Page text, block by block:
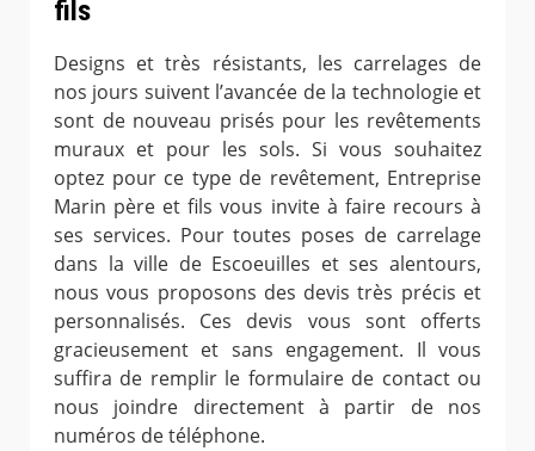
fils
Designs et très résistants, les carrelages de
nos jours suivent l’avancée de la technologie et
sont de nouveau prisés pour les revêtements
muraux et pour les sols. Si vous souhaitez
optez pour ce type de revêtement, Entreprise
Marin père et fils vous invite à faire recours à
ses services. Pour toutes poses de carrelage
dans la ville de Escoeuilles et ses alentours,
nous vous proposons des devis très précis et
personnalisés. Ces devis vous sont offerts
gracieusement et sans engagement. Il vous
suffira de remplir le formulaire de contact ou
nous joindre directement à partir de nos
numéros de téléphone.